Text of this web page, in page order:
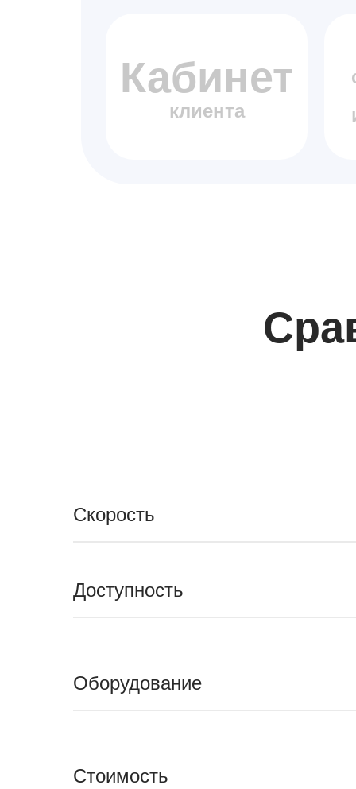
Кабинет
клиента
Скорость
Доступность
Оборудование
Стоимость